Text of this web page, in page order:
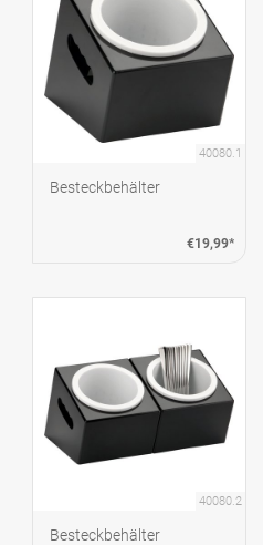
40080.1
Besteckbehälter
€19,99*
40080.2
Besteckbehälter